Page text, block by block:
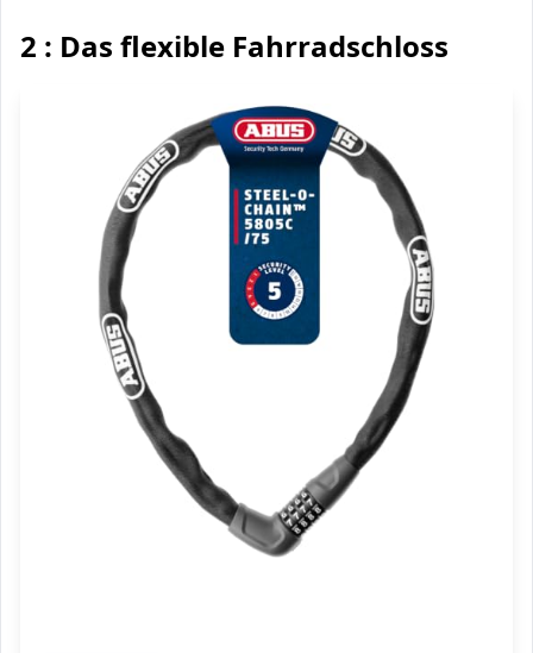
2 : Das flexible Fahrradschloss